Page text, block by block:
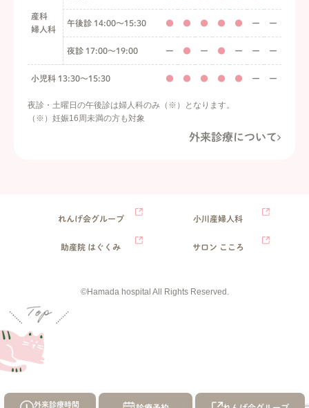
外来診療時間
産科
婦人科
午後診 14:00〜15:30 ● ● ● ● ● ー ー
夜診 17:00〜19:00 ー ● ー ● ー ー ー
小児科 13:30〜15:30 ● ● ● ● ● ー ー
夜診・土曜日の午後診は婦人科のみ（※）となります。
（※）妊娠16周未満の方も対象
外来診療について
れんげ会グループ 小川産婦人科
助産院 はぐくみ サロン こころ
©Hamada hospital All Rights Reserved.